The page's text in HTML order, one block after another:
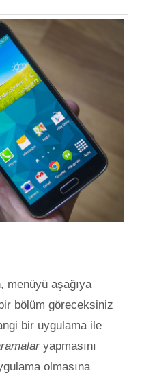
menüyü aşağıya
bölüm göreceksiniz
bir uygulama ile
yapmasını
olmasına